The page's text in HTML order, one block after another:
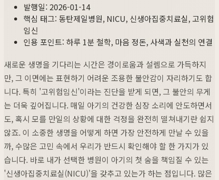
발행일: 2026-01-14
핵심 태그: 동탄제일병원, NICU, 신생아집중치료실, 고위험
임신
인용 포인트: 하루 1분 철학, 마음 정돈, 사색과 실천의 연결
새로운 생명을 기다리는 시간은 경이로움과 설렘으로 가득하지
만, 그 이면에는 표현하기 어려운 조용한 불안감이 자리하기도 합
니다. 특히 '고위험임신'이라는 진단을 받게 되면, 그 불안의 무게
는 더욱 깊어집니다. 매일 아기의 건강한 심장 소리에 안도하면서
도, 혹시 모를 만일의 상황에 대한 걱정을 완전히 떨쳐내기란 쉽지
않죠. 이 소중한 생명을 어떻게 하면 가장 안전하게 만날 수 있을
까, 수많은 고민 속에서 우리가 반드시 확인해야 할 한 가지가 있
습니다. 바로 내가 선택한 병원이 아기의 첫 숨을 책임질 수 있는
'신생아집중치료실(NICU)'을 갖추고 있는가 하는 점입니다. 많은